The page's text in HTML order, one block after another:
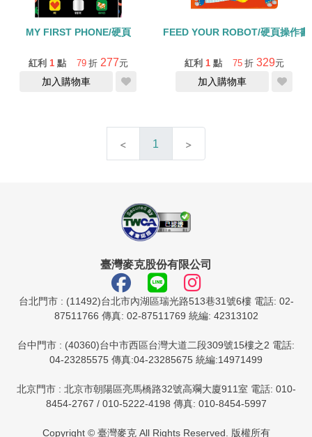
MY FIRST PHONE/硬頁
紅利 1 點 79 折 277元
加入購物車
FEED YOUR ROBOT/硬頁操作書
紅利 1 點 75 折 329元
加入購物車
1
臺灣麥克股份有限公司
台北門市 : (11492)台北市內湖區瑞光路513巷31號6樓 電話: 02-
87511766 傳真: 02-87511769 統編: 42313102
台中門市 : (40360)台中市西區台灣大道二段309號15樓之2 電話:
04-23285575 傳真:04-23285675 統編:14971499
北京門市 : 北京市朝陽區亮馬橋路32號高斕大廈911室 電話: 010-
8454-2767 / 010-5222-4198 傳真: 010-8454-5997
Copyright © 臺灣麥克 All Rights Reserved. 版權所有